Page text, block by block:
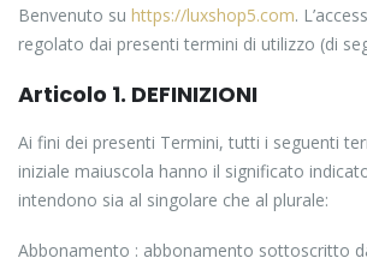
Benvenuto su https://luxshop5.com.
regolato dai presenti termini di utilizzo (di
Articolo 1. DEFINIZIONI
Ai fini dei presenti Termini, tutti i seguenti
iniziale maiuscola hanno il significato
intendono sia al singolare che al plurale:
Abbonamento : abbonamento sottoscritto